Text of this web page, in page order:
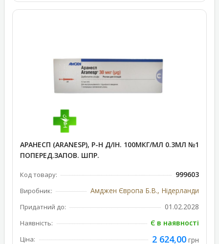
АРАНЕСП (ARANESP), Р-Н Д/ІН. 100МКГ/МЛ 0.3МЛ №1
ПОПЕРЕД.ЗАПОВ. ШПР.
Код товару: 999603
Виробник: Амджен Європа Б.В., Нідерланди
Придатний до: 01.02.2028
Наявність: Є в наявності
Ціна: 2 624,00 грн